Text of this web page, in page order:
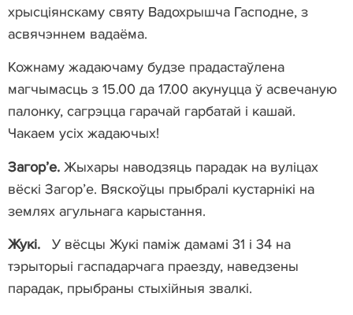
хрысціянскаму святу Вадохрышча Гасподне, з
асвячэннем вадаёма.
Кожнаму жадаючаму будзе прадастаўлена
магчымасць з 15.00 да 17.00 акунуцца ў асвечаную
палонку, сагрэцца гарачай гарбатай і кашай.
Чакаем усіх жадаючых!
Загор’е. Жыхары наводзяць парадак на вуліцах
вёскі Загор’е. Вяскоўцы прыбралі кустарнікі на
землях агульнага карыстання.
Жукі. У вёсцы Жукі паміж дамамі 31 і 34 на
тэрыторыі гаспадарчага праезду, наведзены
парадак, прыбраны стыхійныя звалкі.